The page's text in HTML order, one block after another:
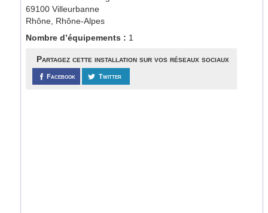
69100 Villeurbanne
Rhône, Rhône-Alpes
Nombre d’équipements : 1
Partagez cette installation sur vos réseaux sociaux
Facebook Twitter